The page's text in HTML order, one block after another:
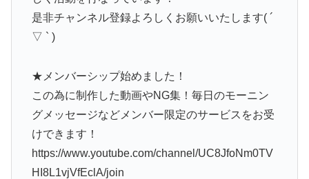
是非チャンネル登録よろしくお願いいたします( ´
▽ ` )
★メンバーシップ始めました！
この為に制作した動画やNG集！毎日のモーニン
グメッセージなどメンバー限定のサービスをお受
けできます！
https://www.youtube.com/channel/UC8JfoNm0TV
HI8L1vjVfEclA/join